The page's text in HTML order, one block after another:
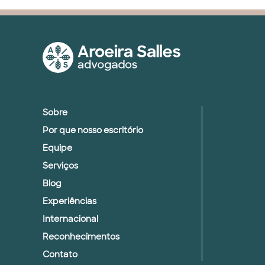
Sobre
Por que nosso escritório
Equipe
Serviços
Blog
Experiências
Internacional
Reconhecimentos
Contato